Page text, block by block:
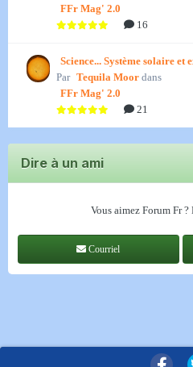
FFr Mag' 2.0
16
Science... Système solaire
Par Tequila Moor dans
FFr Mag' 2.0
21
Dire à un ami
Vous aimez Forum Fr
Courriel